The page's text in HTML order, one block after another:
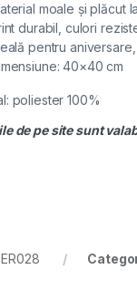
moale și plăcut
durabil, culori
pentru
40×40 cm
poliester 100%
de pe site sunt